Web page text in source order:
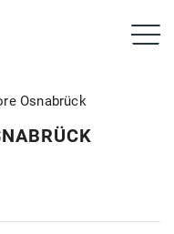
Osnabrück